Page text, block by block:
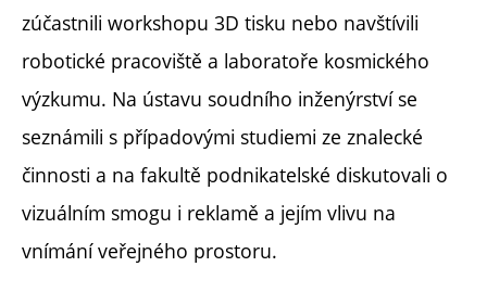
zúčastnili workshopu 3D tisku nebo navštívili
robotické pracoviště a laboratoře kosmického
výzkumu. Na ústavu soudního inženýrství se
seznámili s případovými studiemi ze znalecké
činnosti a na fakultě podnikatelské diskutovali o
vizuálním smogu i reklamě a jejím vlivu na
vnímání veřejného prostoru.